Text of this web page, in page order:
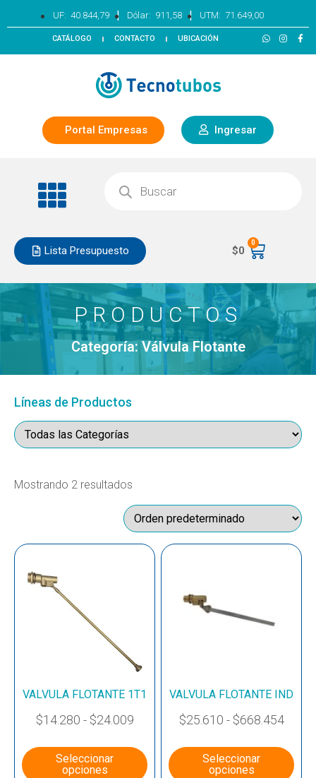
UF: 40.844,79 | Dólar: 911,58 | UTM: 71.649,00
CATÁLOGO CONTACTO UBICACIÓN
Portal Empresas Ingresar
Lista Presupuesto $0
0
PRODUCTOS
Categoría: Válvula Flotante
Líneas de Productos
Mostrando 2 resultados
VALVULA FLOTANTE 1T1
$14.280 - $24.009
Seleccionar
opciones
VALVULA FLOTANTE IND
$25.610 - $668.454
Seleccionar
opciones